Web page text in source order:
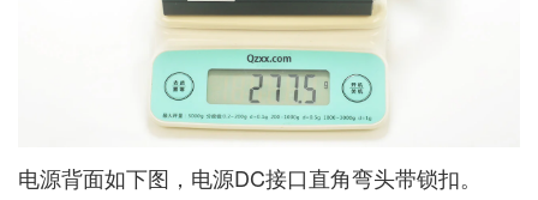
电源背面如下图，电源DC接口直角弯头带锁扣。